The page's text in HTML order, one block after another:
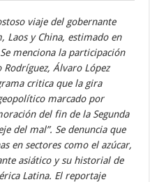
viaje del gobernante
Laos y China, estimado en
menciona la participación
Álvaro López
critica que la gira
marcado por
del fin de la Segunda
del mal”. Se denuncia que
en sectores como el azúcar,
asiático y su historial de
Latina. El reportaje